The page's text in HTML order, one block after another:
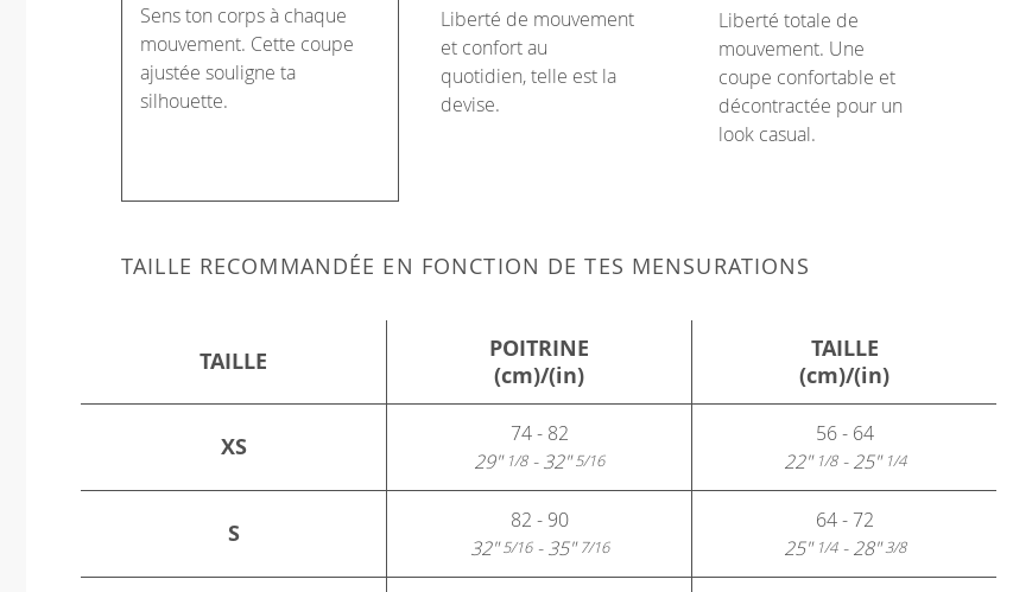
Sens ton corps à chaque
mouvement. Cette coupe
ajustée souligne ta
silhouette.
Liberté de mouvement
et confort au
quotidien, telle est la
devise.
Liberté totale de
mouvement. Une
coupe confortable et
décontractée pour un
look casual.
TAILLE RECOMMANDÉE EN FONCTION DE TES MENSURATIONS
TAILLE
POITRINE
(cm)/(in)
TAILLE
(cm)/(in)
XS
74 - 82
29"1/8- 32"5/16
56 - 64
22"1/8- 25"1/4
S
82 - 90
32"5/16- 35"7/16
64 - 72
25"1/4- 28"3/8